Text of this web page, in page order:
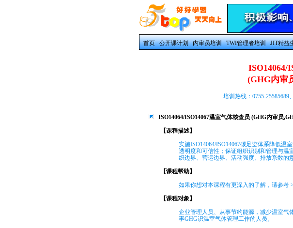
首页 公开课计划 内审员培训 TWI管理者培训 JIT精益
ISO14064/
(GHG内审
培训热线：0755-25585689
ISO14064/ISO14067温室气体核查员 (GHG内审员
【课程描述】
实施ISO14064/ISO14067碳足迹体系降低温
透明度和可信性；保证组织识别和管理与温
织边界、营运边界、活动强度、排放系数的
【课程帮助】
如果你想对本课程有更深入的了解，请参考
【课程对象】
企业管理人员、从事节约能源，减少温室气
事GHG识温室气体管理工作的人员。